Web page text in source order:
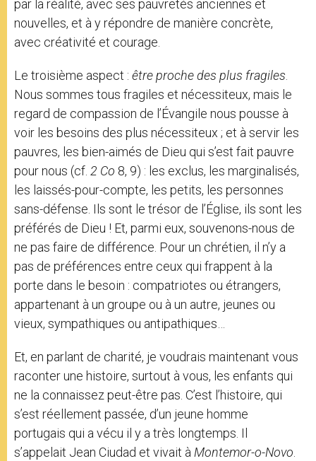
par la réalité, avec ses pauvretés anciennes et
nouvelles, et à y répondre de manière concrète,
avec créativité et courage.
Le troisième aspect : être proche des plus fragiles
Nous sommes tous fragiles et nécessiteux, mais le
regard de compassion de l’Évangile nous pousse à
voir les besoins des plus nécessiteux ; et à servir les
pauvres, les bien-aimés de Dieu qui s’est fait pauvre
pour nous (cf. 2 Co 8, 9) : les exclus, les marginalisés,
les laissés-pour-compte, les petits, les personnes
sans-défense. Ils sont le trésor de l’Église, ils sont les
préférés de Dieu ! Et, parmi eux, souvenons-nous de
ne pas faire de différence. Pour un chrétien, il n’y a
pas de préférences entre ceux qui frappent à la
porte dans le besoin : compatriotes ou étrangers,
appartenant à un groupe ou à un autre, jeunes ou
vieux, sympathiques ou antipathiques…
Et, en parlant de charité, je voudrais maintenant vous
raconter une histoire, surtout à vous, les enfants qui
ne la connaissez peut-être pas. C’est l’histoire, qui
s’est réellement passée, d’un jeune homme
portugais qui a vécu il y a très longtemps. Il
s’appelait Jean Ciudad et vivait à Montemor-o-Novo